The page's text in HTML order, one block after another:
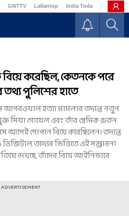
GNTTV Lallantop India Today Business
করেছিল, কেতনকে পরে
পুলিশের হাতে
হত্যা মামলার তদন্তে নতুন
সিয়া গোয়েল এবং তাঁর প্রেমিক চেতন
আগেই গোপনে বিয়ে করেছিলেন। তদন্তে
তথ্যের ভিত্তিতে এই সম্ভাবনা
দেখছে, তাঁদের বিয়ে আইনিভাবে
ADVERTISEMENT